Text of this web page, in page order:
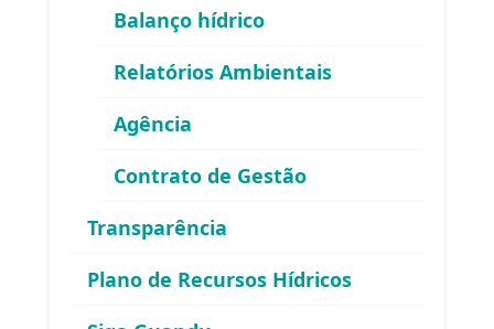
Balanço hídrico
Relatórios Ambientais
Agência
Contrato de Gestão
Transparência
Plano de Recursos Hídricos
do Comitê Guandu-RJ